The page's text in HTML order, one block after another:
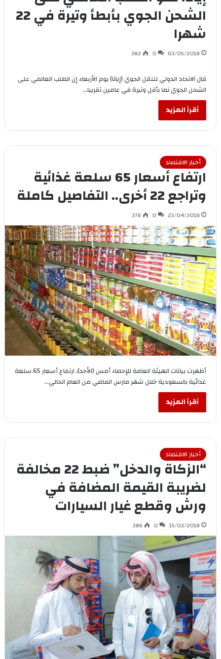
الشحن الجوي بأبطأ وتيرة في 22
شهرا
03/05/2018
0
382
قال الاتحاد الدولي للنقل الجوي (إياتا) يوم الأربعاء إن الطلب العالمي على
الشحن الجوي نما بأقل وتيرة في عامين تقريبا…
أقرأ المزيد
أخبار الاقتصاد
ارتفاع أسعار 65 سلعة غذائية
وتراجع 22 أخرى.. التفاصيل كاملة
23/04/2018
0
376
أظهرت بيانات الهيئة العامة للإحصاء أمس (الأحد)، ارتفاع أسعار 65 سلعة
غذائية بالسعودية خلال شهر مارس الماضي من العام الحالي…
أقرأ المزيد
أخبار الاقتصاد
“الزكاة والدخل” ضبط 22 مخالفة
لضريبة القيمة المضافة في
ورش وقطع غيار السيارات
15/03/2018
0
386